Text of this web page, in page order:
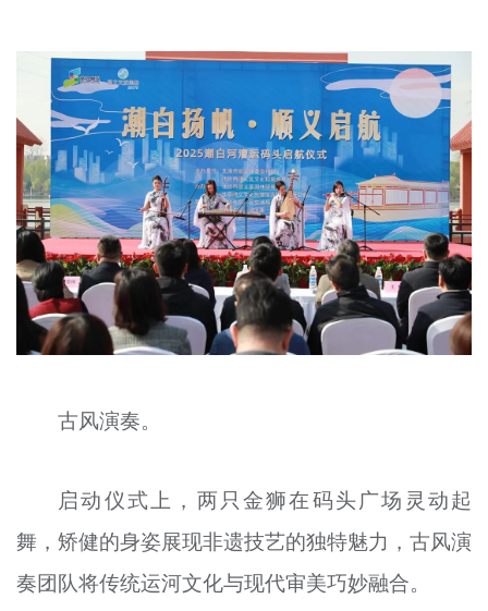
古风演奏。
启动仪式上，两只金狮在码头广场灵动起
舞，矫健的身姿展现非遗技艺的独特魅力，古风演
奏团队将传统运河文化与现代审美巧妙融合。